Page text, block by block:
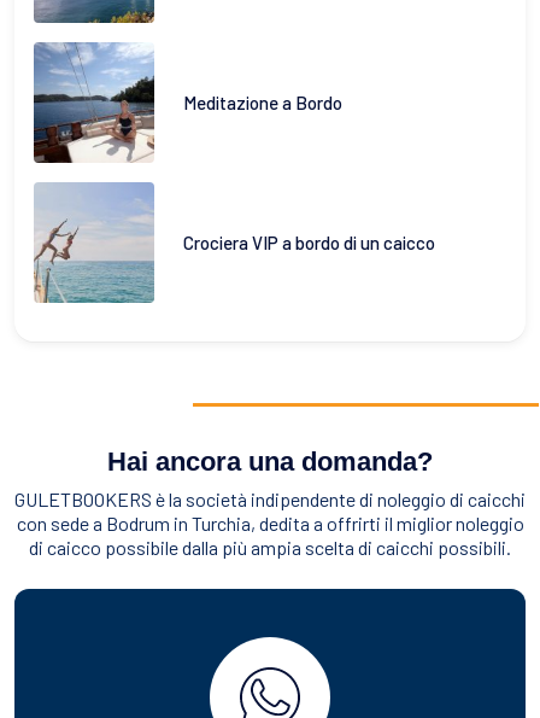
Meditazione a Bordo
Crociera VIP a bordo di un caicco
Hai ancora una domanda?
GULETBOOKERS è la società indipendente di noleggio di caicchi
con sede a Bodrum in Turchia, dedita a offrirti il miglior noleggio
di caicco possibile dalla più ampia scelta di caicchi possibili.